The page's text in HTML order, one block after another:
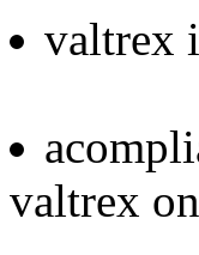
valtrex
valtrex